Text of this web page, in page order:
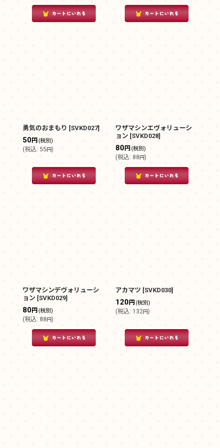
勇気のおまもり [SVKD027]
50円 (税別)
(税込: 55円)
ワザマシンエヴォリューシ
ョン [SVKD028]
80円 (税別)
(税込: 88円)
ワザマシンデヴォリューシ
ョン [SVKD029]
80円 (税別)
(税込: 88円)
アカマツ [SVKD030]
120円 (税別)
(税込: 132円)